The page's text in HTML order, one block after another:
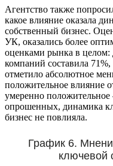
Агентство также
какое влияние оказала
собственный бизнес.
УК, оказались более
оценками рынка в целом:
компаний составила
отметило абсолютное
положительное влияние
умеренно
опрошенных, динамика
бизнес не повлияла.
График 6.
ключевой